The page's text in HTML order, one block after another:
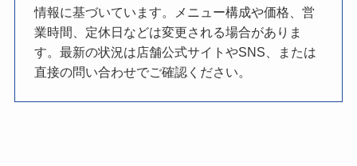
情報に基づいています。メニュー構成や価格、営
業時間、定休日などは変更される場合がありま
す。最新の状況は店舗公式サイトやSNS、または
直接の問い合わせでご確認ください。